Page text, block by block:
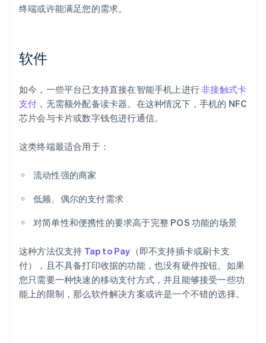
终端或许能满足您的需求。
软件
如今，一些平台已支持直接在智能手机上进行非接触式卡
支付 ，无需额外配备读卡器。在这种情况下，手机的 NFC
芯片会与卡片或数字钱包进行通信。
这类终端最适合用于：
流动性强的商家
低频、偶尔的支付需求
对简单性和便携性的要求高于完整 POS 功能的场景
这种方法仅支持 Tap to Pay （即不支持插卡或刷卡支
付），且不具备打印收据的功能，也没有硬件按钮。如果
您只需要一种快速的移动支付方式，并且能够接受一些功
能上的限制，那么软件解决方案或许是一个不错的选择。